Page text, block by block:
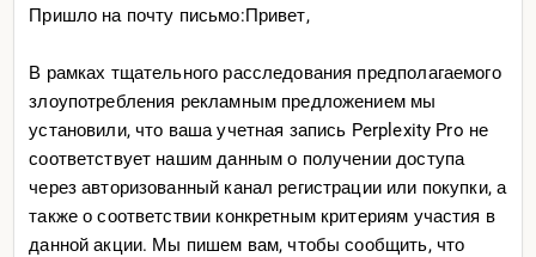
+
(В целом можно и напрямую пойти к ассистенту, без
шага выше и запросить «А сделай мине mind map из вот
этого...» в прошлый раз я так и сделал, но пока пишу
данную простыню, хочу сделать карту покрасивше и
лучше разбивать на несколько задач/запросов)
Ассистенту говорю мол сделай мне mind map и
Пришло на почту письмо:Привет,
В рамках тщательного расследования предполагаемого
злоупотребления рекламным предложением мы
установили, что ваша учетная запись Perplexity Pro не
соответствует нашим данным о получении доступа
через авторизованный канал регистрации или покупки, а
также о соответствии конкретным критериям участия в
данной акции. Мы пишем вам, чтобы сообщить, что